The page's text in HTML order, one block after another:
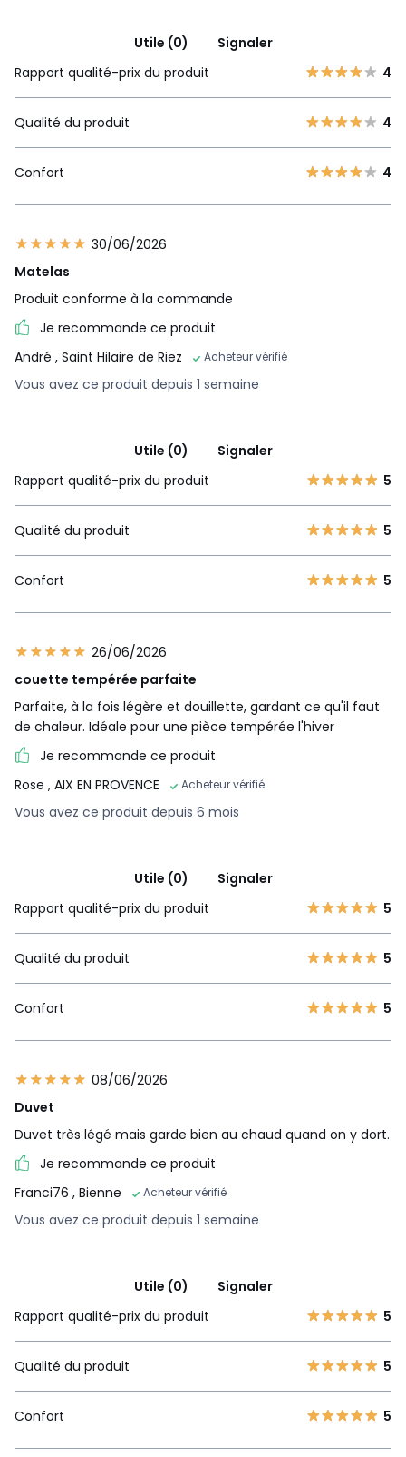
Utile (0)
Signaler
Rapport qualité-prix du produit
4
Qualité du produit 4
Confort 4
30/06/2026
Matelas
Produit conforme à la commande
Je recommande ce produit
André , Saint Hilaire de Riez Acheteur vérifié
Vous avez ce produit depuis 1 semaine
Utile (0)
Signaler
Rapport qualité-prix du produit
5
Qualité du produit 5
Confort 5
26/06/2026
couette tempérée parfaite
Parfaite, à la fois légère et douillette, gardant ce qu'il faut
de chaleur. Idéale pour une pièce tempérée l'hiver
Je recommande ce produit
Rose , AIX EN PROVENCE Acheteur vérifié
Vous avez ce produit depuis 6 mois
Utile (0)
Signaler
Rapport qualité-prix du produit
5
Qualité du produit 5
Confort 5
08/06/2026
Duvet
Duvet très légé mais garde bien au chaud quand on y dort.
Je recommande ce produit
Franci76 , Bienne Acheteur vérifié
Vous avez ce produit depuis 1 semaine
Utile (0)
Signaler
Rapport qualité-prix du produit
5
Qualité du produit 5
Confort 5